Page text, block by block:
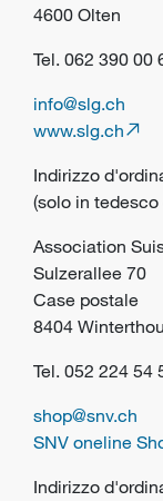
4600 Olten
Tel. 062 390 00
info@slg.ch
www.slg.ch
Indirizzo
(solo in
Association
Sulzerallee 70
Case postale
8404
Tel. 052 224 54
shop@snv.ch
SNV oneline
Indirizzo